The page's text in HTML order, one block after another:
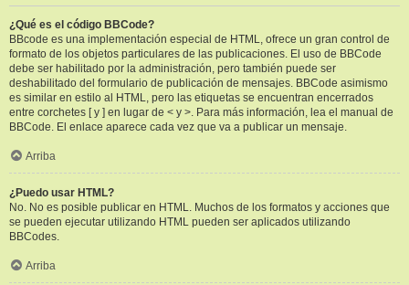
¿Qué es el código BBCode?
BBcode es una implementación especial de HTML, ofrece un gran control de
formato de los objetos particulares de las publicaciones. El uso de BBCode
debe ser habilitado por la administración, pero también puede ser
deshabilitado del formulario de publicación de mensajes. BBCode asimismo
es similar en estilo al HTML, pero las etiquetas se encuentran encerrados
entre corchetes [ y ] en lugar de < y >. Para más información, lea el manual de
BBCode. El enlace aparece cada vez que va a publicar un mensaje.
Arriba
¿Puedo usar HTML?
No. No es posible publicar en HTML. Muchos de los formatos y acciones que
se pueden ejecutar utilizando HTML pueden ser aplicados utilizando
BBCodes.
Arriba